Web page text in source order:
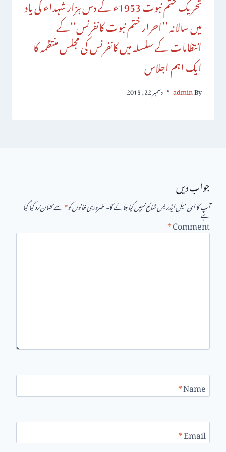
تحریک ختم نبوت 1953ء کے دس ہزار شہداء کی یاد
میں سالانہ ’’احرار ختم نبوت کانفرنس‘‘کے
انتظامات کے سلسلہ میں کانفرنس کی مجلس منتظمہ کا
ایک اہم اجلاس
By
admin دسمبر 22, 2015
جواب دیں
آپ کا ای میل ایڈریس شائع نہیں کیا جائے گا۔ضروری خانوں کو*سے نشان زد کیا گیا ہے
Comment
*
Name
*
Email
*